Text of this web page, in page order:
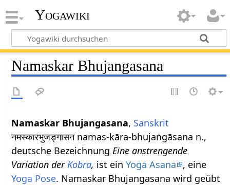
Yogawiki
Namaskar Bhujangasana
Namaskar Bhujangasana, Sanskrit
नमस्कारभुजङ्गासन namas-kāra-bhujaṅgāsana n.,
deutsche BezeichnungEine anstrengende
Variation derKobra, ist einYoga Asana
, eine
Yoga Pose. Namaskar Bhujangasana wird geübt